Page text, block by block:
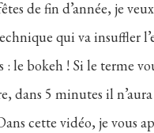
de fin d’année, je
qui va insuffler
: le bokeh ! Si le terme
dans 5 minutes il
cette vidéo, je vous